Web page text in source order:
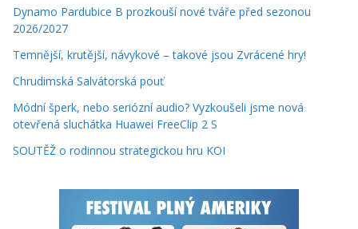
Dynamo Pardubice B prozkouší nové tváře před sezonou
2026/2027
Temnější, krutější, návykové – takové jsou Zvrácené hry!
Chrudimská Salvátorská pouť
Módní šperk, nebo seriózní audio? Vyzkoušeli jsme nová
otevřená sluchátka Huawei FreeClip 2 S
SOUTĚŽ o rodinnou strategickou hru KOI